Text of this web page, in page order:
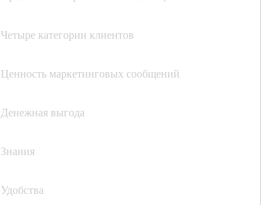
Четыре категории клиентов
Ценность маркетинговых сообщений
Денежная выгода
Знания
Удобства